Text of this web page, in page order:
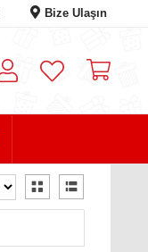
Bize Ulaşın